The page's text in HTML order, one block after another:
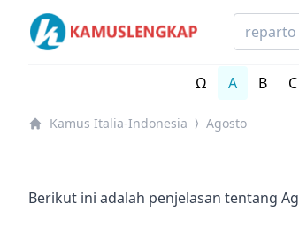
Kamus Lengkap Italia-Indonesia -
Ω A B C
Kamus Italia-Indonesia ⟩ Agosto
Berikut ini adalah penjelasan tentang